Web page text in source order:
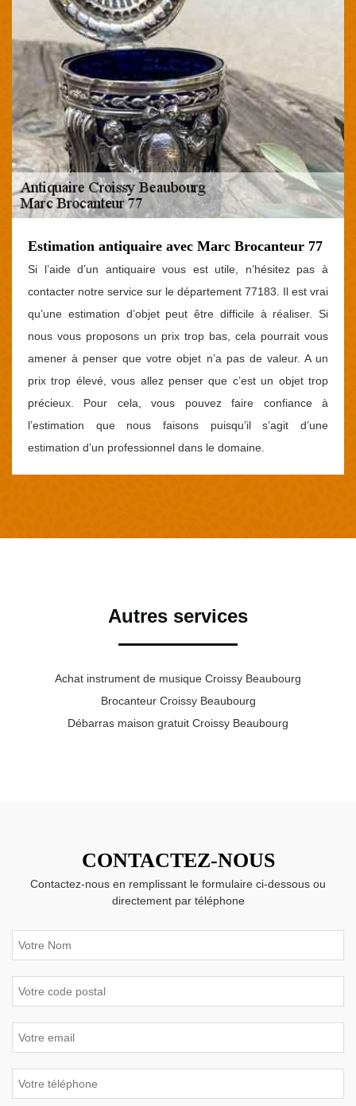
Estimation antiquaire avec Marc Brocanteur 77
Si l’aide d’un antiquaire vous est utile, n’hésitez pas à
contacter notre service sur le département 77183. Il est vrai
qu’une estimation d’objet peut être difficile à réaliser. Si
nous vous proposons un prix trop bas, cela pourrait vous
amener à penser que votre objet n’a pas de valeur. A un
prix trop élevé, vous allez penser que c’est un objet trop
précieux. Pour cela, vous pouvez faire confiance à
l’estimation que nous faisons puisqu’il s’agit d’une
estimation d’un professionnel dans le domaine.
Autres services
Achat instrument de musique Croissy Beaubourg
Brocanteur Croissy Beaubourg
Débarras maison gratuit Croissy Beaubourg
CONTACTEZ-NOUS
Contactez-nous en remplissant le formulaire ci-dessous ou
directement par téléphone